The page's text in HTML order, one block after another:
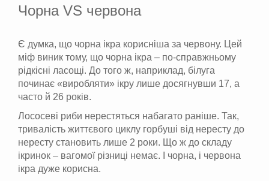
Чорна VS червона
Є думка, що чорна ікра корисніша за червону. Цей
міф виник тому, що чорна ікра – по-справжньому
рідкісні ласощі. До того ж, наприклад, білуга
починає «виробляти» ікру лише досягнувши 17, а
часто й 26 років.
Лососеві риби нерестяться набагато раніше. Так,
тривалість життєвого циклу горбуші від нересту до
нересту становить лише 2 роки. Що ж до складу
ікринок – вагомої різниці немає. І чорна, і червона
ікра дуже корисна.